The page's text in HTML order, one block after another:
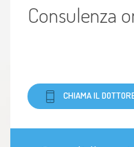
Consulenza
CHIAMA IL